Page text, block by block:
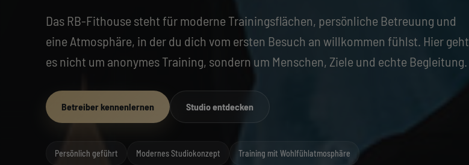
Das RB-Fithouse steht für moderne Trainingsflächen, persönliche Betreuung und
eine Atmosphäre, in der du dich vom ersten Besuch an willkommen fühlst. Hier geht
es nicht um anonymes Training, sondern um Menschen, Ziele und echte Begleitung.
Betreiber kennenlernen Studio entdecken
Persönlich geführt Modernes Studiokonzept Training mit Wohlfühlatmosphäre